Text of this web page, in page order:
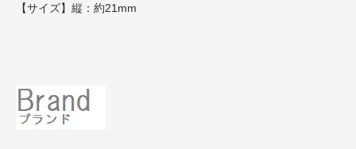
【サイズ】縦：約21mm